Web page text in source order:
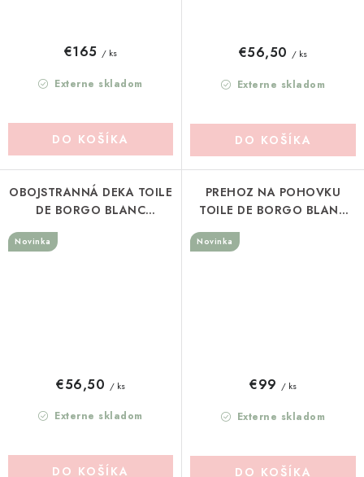
Externe skladom
€165 / ks
DO KOŠÍKA
Externe skladom
€56,50 / ks
DO KOŠÍKA
OBOJSTRANNÁ DEKA TOILE
DE BORGO BLANC
Novinka
Externe skladom
€56,50 / ks
DO KOŠÍKA
PREHOZ NA POHOVKU
TOILE DE BORGO BLANC
Novinka
Externe skladom
€99 / ks
DO KOŠÍKA